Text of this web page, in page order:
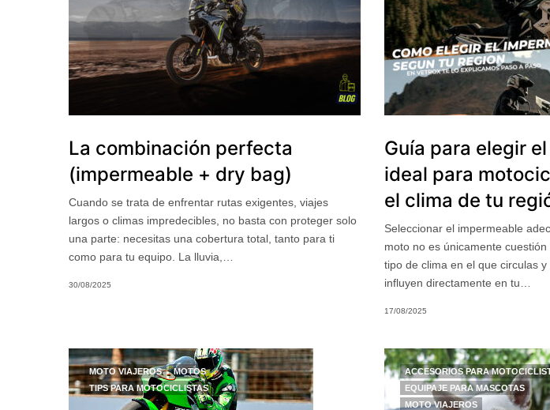
La combinación perfecta
(impermeable + dry bag)
Cuando se trata de enfrentar rutas exigentes, viajes
largos o climas impredecibles, no basta con proteger solo
una parte: necesitas una cobertura total, tanto para ti
como para tu equipo. La lluvia,…
30/08/2025
Guía para elegir
ideal para
el clima de tu
Seleccionar el impermeable
moto no es únicamente
tipo de clima en el que circulas
influyen directamente en tu…
17/08/2025
MOTO VIAJEROS
MOTOS
TIPS PARA MOTOCICLISTAS
ACCESORIOS PARA
EQUIPAJE PARA MASCOTAS
MOTO VIAJEROS